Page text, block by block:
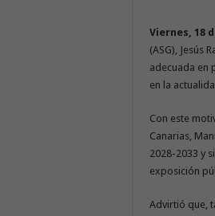
Viernes, 18
(ASG), Jesús
adecuada en
en la
Con este
Canarias,
2028-2033 y
exposición
Advirtió que,